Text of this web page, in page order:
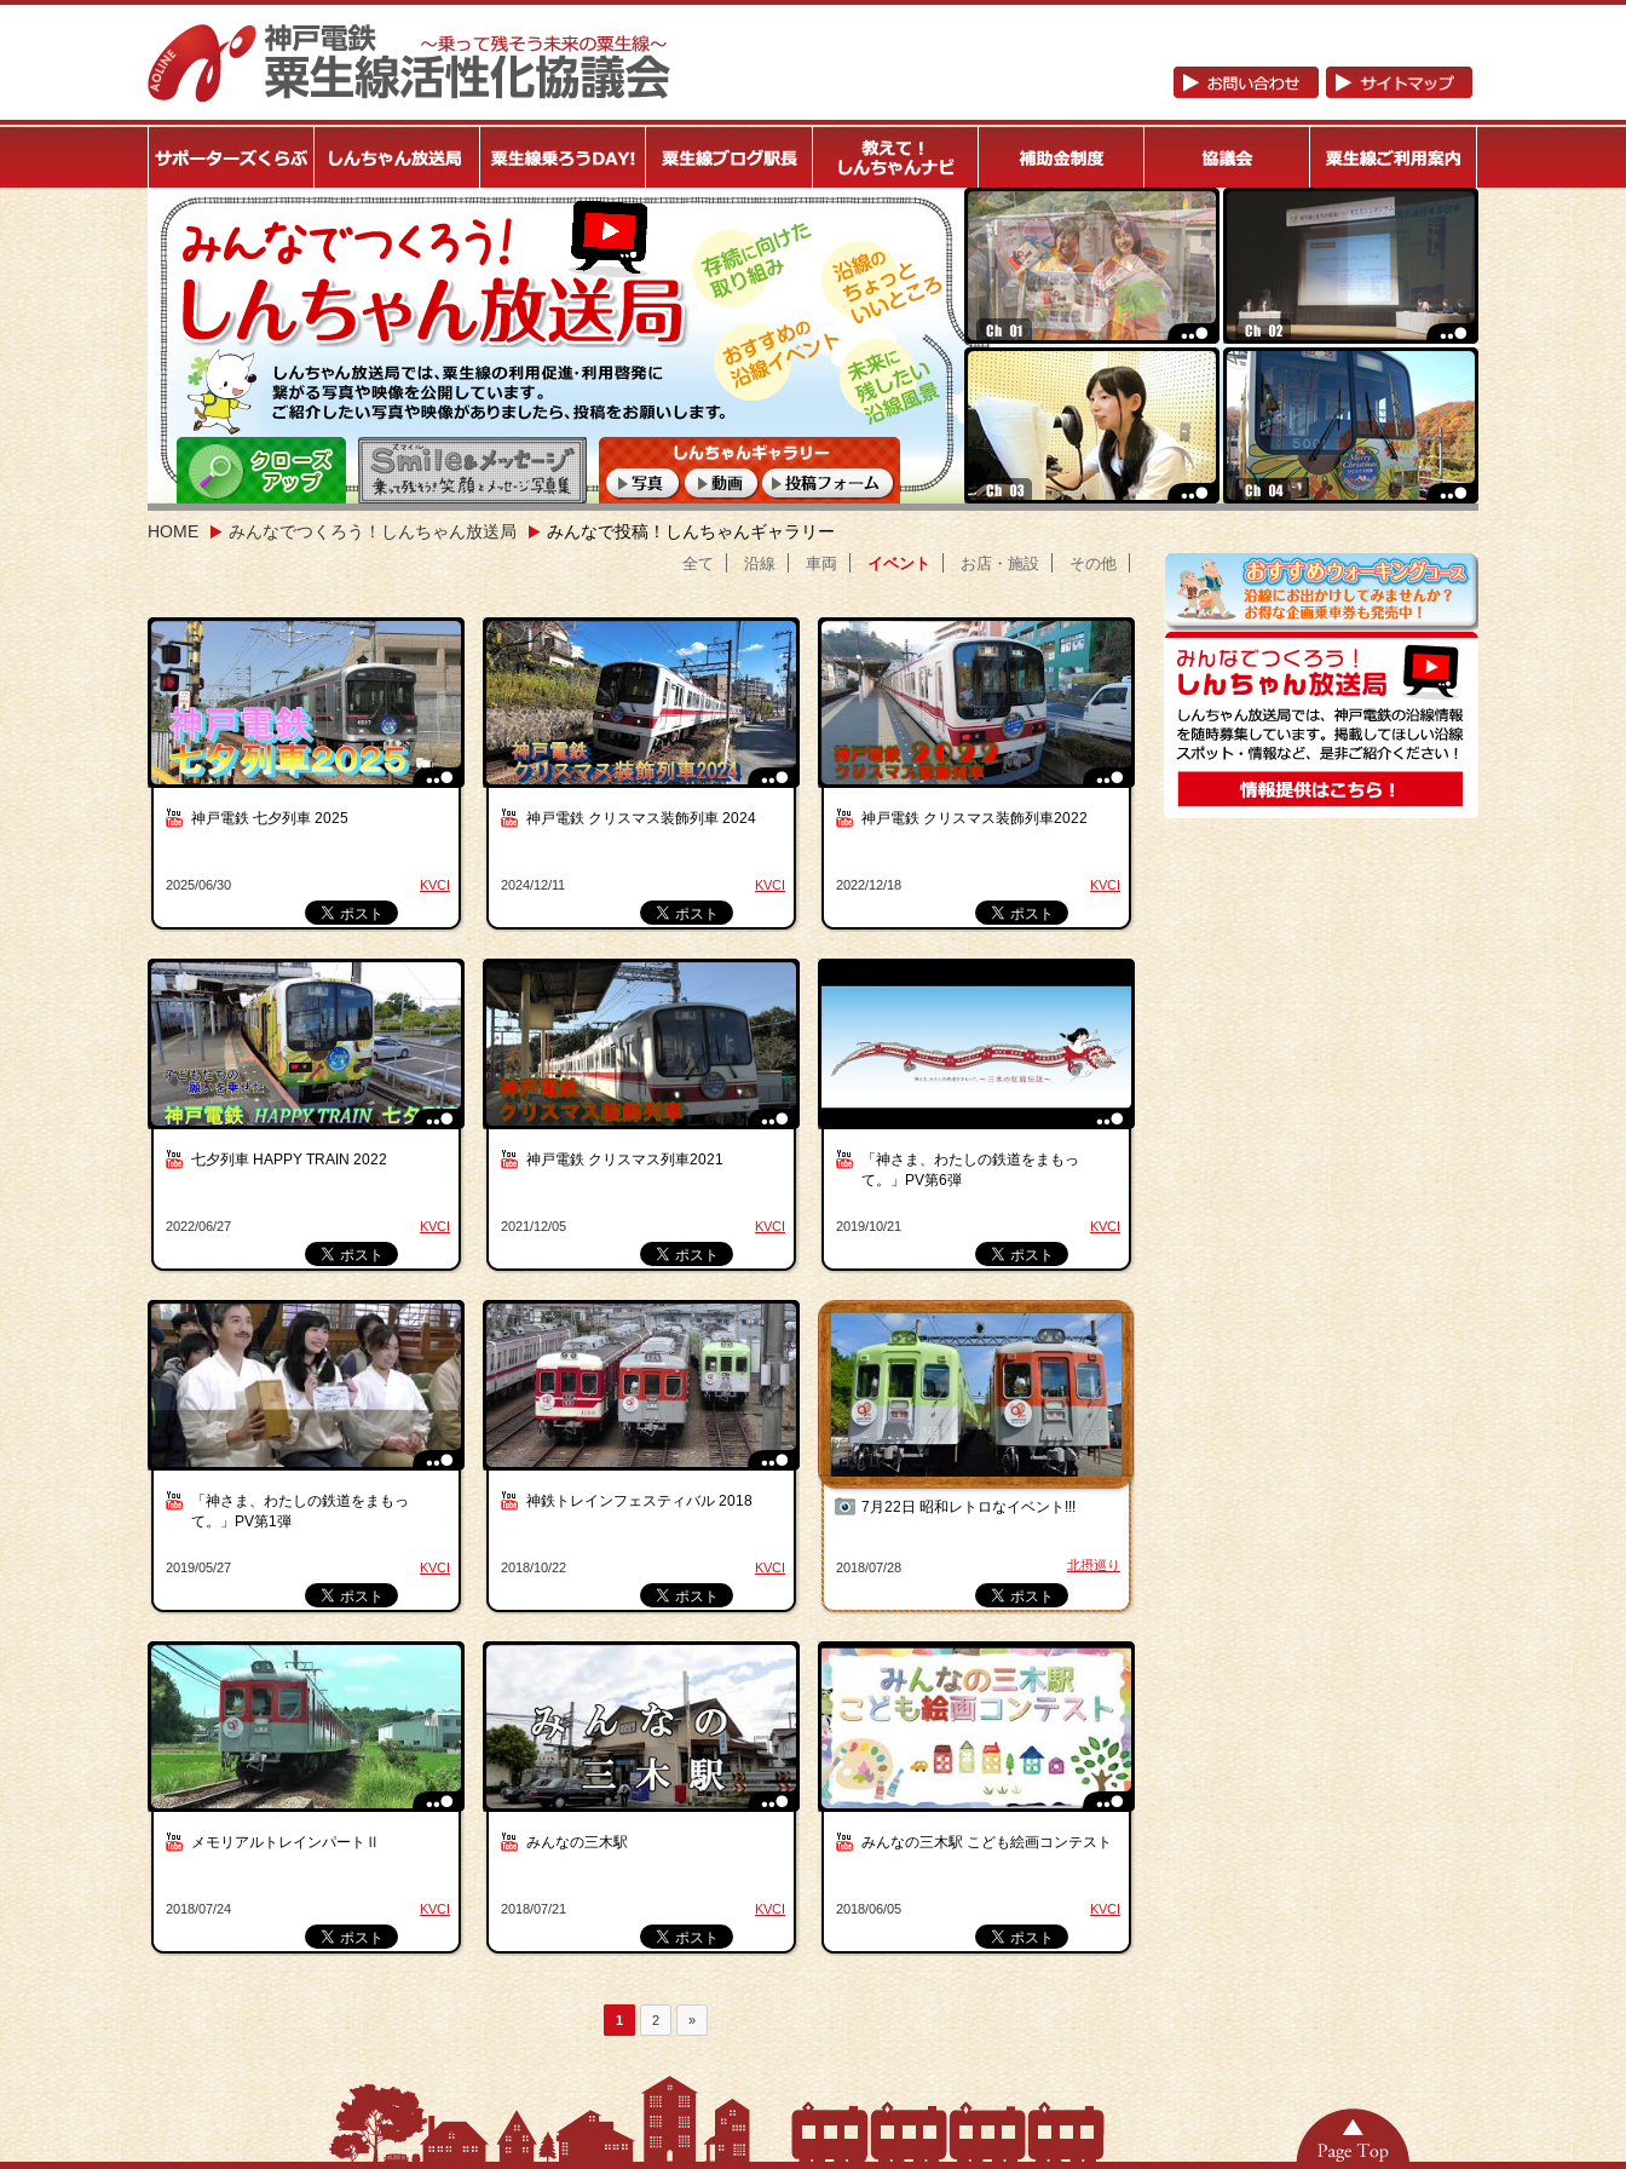
HOME みんなでつくろう！しんちゃん放送局 みんなで投稿！しんちゃんギャラリー
全て 沿線 車両 イベント お店・施設 その他
神戸電鉄 七夕列車 2025
KVCI
2025/06/30
神戸電鉄 クリスマス装飾列車 2024
KVCI
2024/12/11
神戸電鉄 クリスマス装飾列車2022
KVCI
2022/12/18
七夕列車 HAPPY TRAIN 2022
KVCI
2022/06/27
神戸電鉄 クリスマス列車2021
KVCI
2021/12/05
「神さま、わたしの鉄道をまもっ
て。」PV第6弾
KVCI
2019/10/21
「神さま、わたしの鉄道をまもっ
て。」PV第1弾
KVCI
2019/05/27
神鉄トレインフェスティバル 2018
KVCI
2018/10/22
7月22日 昭和レトロなイベント!!!
北摂巡り
2018/07/28
メモリアルトレインパートⅡ
KVCI
2018/07/24
みんなの三木駅
KVCI
2018/07/21
みんなの三木駅 こども絵画コンテスト
KVCI
2018/06/05
1 2 »